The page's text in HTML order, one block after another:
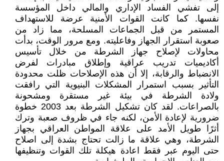
إلى تفشي الفساد الإداري والمالي داخل المؤسسة
نفسها. كما كانت القوات الأمنية عرضة للاستهداف
المستمر من قبل الجماعات المسلحة، مما زاد من
صعوبة استقرار الجهاز وفاعليته. ومع مرور الوقت، بدأت
محاولات لإصلاح جهاز الشرطة من خلال تأسيس
أكاديميات تدريب عراقية وإطلاق مبادرات لفرض
الانضباط والرقابة، إلا أن هذه الإصلاحات ظلت محدودة
التأثير بسبب استمرار المشكلات البنيوية التي رافقت
ولادة الشرطة في بيئة غير مستقرة ومشحونة
بالصراعات. لقد كان تشكيل الشرطة بعد 2003 خطوة
ضرورية لإعادة الأمن، لكنه جاء في ظروف صعبة وترك
أثرًا طويل الأمد على علاقة المواطن العراقي بجهاز
الشرطة، وهي علاقة ما زالت تحتاج بشدة إلى اصلاح
حتى اليوم عبر فقط اعادة هيكلة تلك القوات وتنظيفها